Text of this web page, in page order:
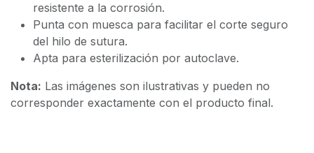
resistente a la corrosión.
Punta con muesca para facilitar el corte seguro
del hilo de sutura.
Apta para esterilización por autoclave.
Nota: Las imágenes son ilustrativas y pueden no
corresponder exactamente con el producto final.